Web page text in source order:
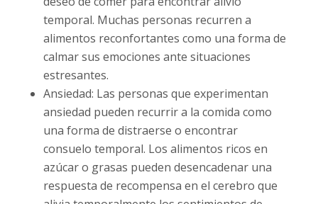
temporal. Muchas personas recurren a
alimentos reconfortantes como una forma de
calmar sus emociones ante situaciones
estresantes.
Ansiedad: Las personas que experimentan
ansiedad pueden recurrir a la comida como
una forma de distraerse o encontrar
consuelo temporal. Los alimentos ricos en
azúcar o grasas pueden desencadenar una
respuesta de recompensa en el cerebro que